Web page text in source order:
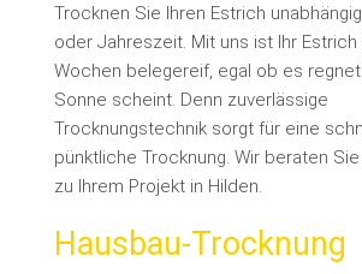
Trocknen Sie Ihren Estrich
oder Jahreszeit. Mit uns ist Ihr Estrich
Wochen belegereif, egal ob es
Sonne scheint. Denn zuverlässige
Trocknungstechnik sorgt für eine
pünktliche Trocknung. Wir beraten
zu Ihrem Projekt in Hilden.
Hausbau-Trocknung